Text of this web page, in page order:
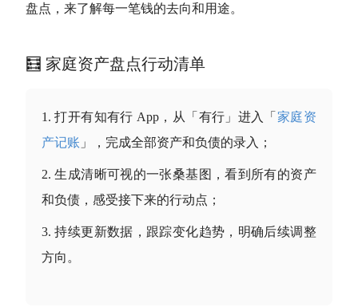
盘点，来了解每一笔钱的去向和用途。
🧮 家庭资产盘点行动清单
打开有知有行 App，从「有行」进入「 家庭资
产记账 」，完成全部资产和负债的录入；
生成清晰可视的一张桑基图，看到所有的资产
和负债，感受接下来的行动点；
持续更新数据，跟踪变化趋势，明确后续调整
方向。